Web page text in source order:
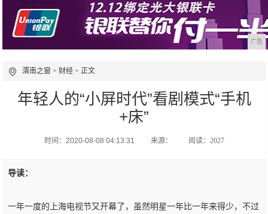
广告
渭南之窗 > 财经 > 正文
年轻人的“小屏时代”看剧模式“手机
+床”
时间：2020-08-08 04:13:31 来源： 阅读：2027
导读：
一年一度的上海电视节又开幕了，虽然明星一年比一年来得少，不过